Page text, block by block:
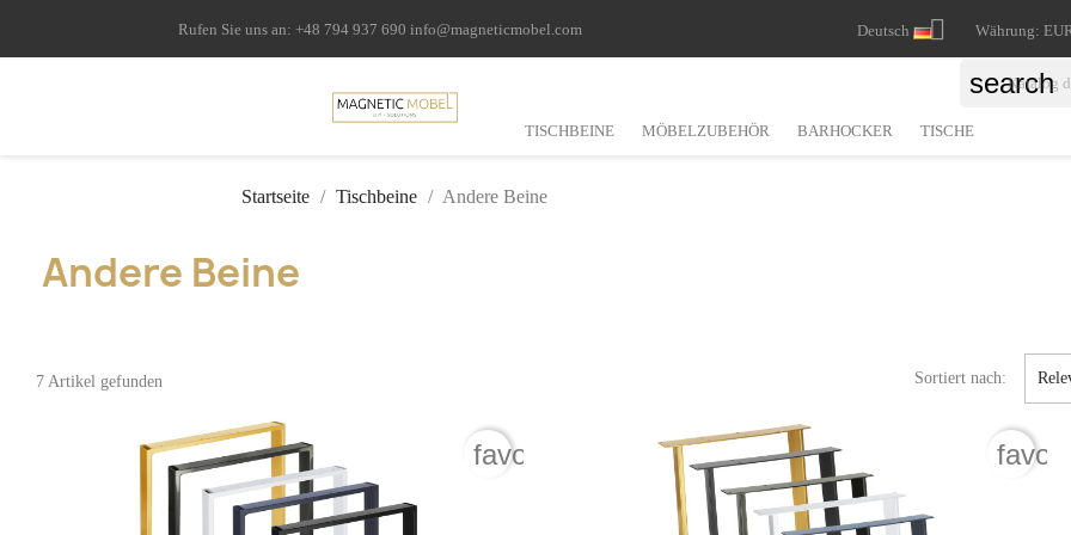
Rufen Sie uns an:+48 794 937 690 info@magneticmobel.com Deutsch  Währung:
search
TISCHBEINE MÖBELZUBEHÖR BARHOCKER TISCHE
Startseite Tischbeine Andere Beine
Andere Beine
7 Artikel gefunden Sortiert nach:
favorite_border